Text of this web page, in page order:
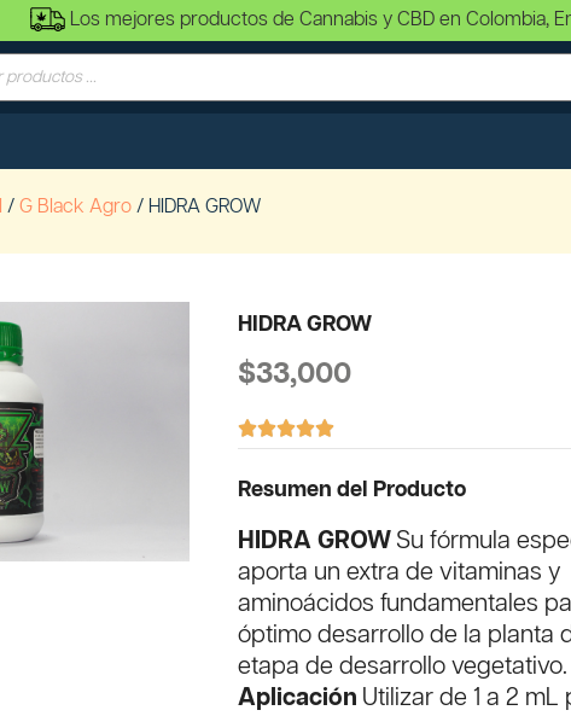
Los mejores productos de Cannabis y CBD en Colombia,
/ G Black Agro / HIDRA GROW
HIDRA GROW
$33,000

Resumen del Producto
HIDRA GROW Su fórmula
aporta un extra de vitaminas y
aminoácidos fundamentales
óptimo desarrollo de la planta
etapa de desarrollo vegetativo.
Aplicación Utilizar de 1 a 2 mL